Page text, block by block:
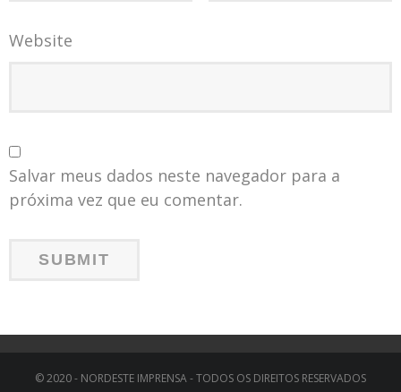
Website
Salvar meus dados neste navegador para a
próxima vez que eu comentar.
© 2020 - NORDESTE IMPRENSA - TODOS OS DIREITOS RESERVADOS